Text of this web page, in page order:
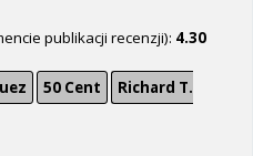
publikacji recenzji): 4.30
50 Cent
Richard T.